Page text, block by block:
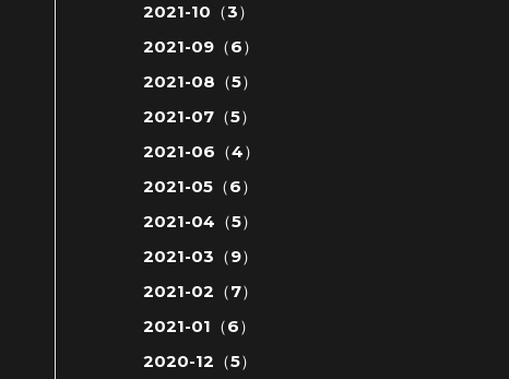
2021-10（3）
2021-09（6）
2021-08（5）
2021-07（5）
2021-06（4）
2021-05（6）
2021-04（5）
2021-03（9）
2021-02（7）
2021-01（6）
2020-12（5）